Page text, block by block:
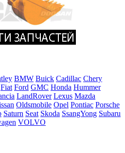
BMW Buick Cadillac Chery
Fiat Ford GMC Honda Hummer
LandRover Lexus Mazda
Oldsmobile Opel Pontiac Porsche
Saturn Seat Skoda SsangYong Subaru
VOLVO